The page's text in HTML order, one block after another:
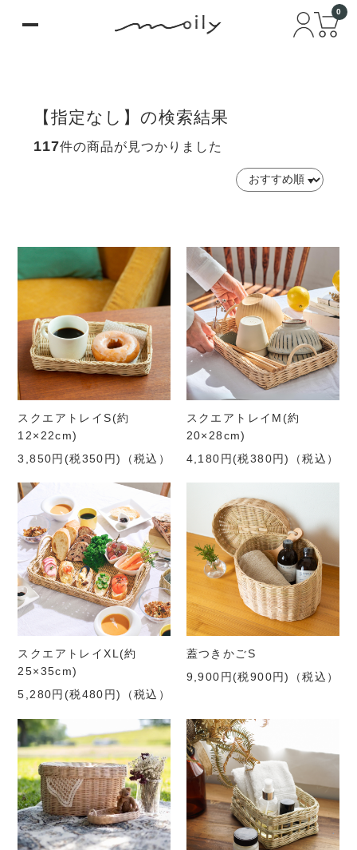
0
【指定なし】の検索結果
117件の商品が見つかりました
スクエアトレイS(約
12×22cm)
3,850円(税350円)
（税込）
スクエアトレイM(約
20×28cm)
4,180円(税380円)
（税込）
スクエアトレイXL(約
25×35cm)
5,280円(税480円)
（税込）
蓋つきかごS
9,900円(税900円)
（税込）